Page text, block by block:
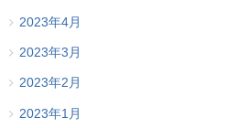
2023年4月
2023年3月
2023年2月
2023年1月